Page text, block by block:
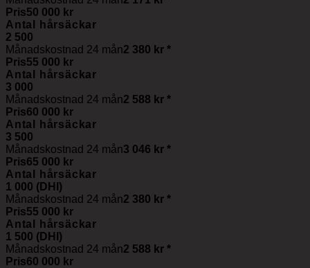
Pris50 000 kr
Antal hårsäckar
2 500
Månadskostnad 24 mån2 380 kr *
Pris55 000 kr
Antal hårsäckar
3 000
Månadskostnad 24 mån2 588 kr *
Pris60 000 kr
Antal hårsäckar
3 500
Månadskostnad 24 mån3 046 kr *
Pris65 000 kr
Antal hårsäckar
1 000 (DHI)
Månadskostnad 24 mån2 380 kr *
Pris55 000 kr
Antal hårsäckar
1 500 (DHI)
Månadskostnad 24 mån2 588 kr *
Pris60 000 kr